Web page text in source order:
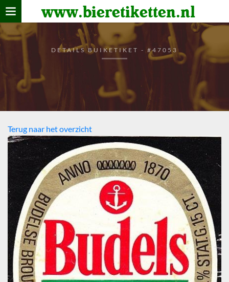
www.bieretiketten.nl
Home
verzamelen
De bierkaart
Bezoekers
DETAILS BUIKETIKET - #47053
Terug naar het overzicht